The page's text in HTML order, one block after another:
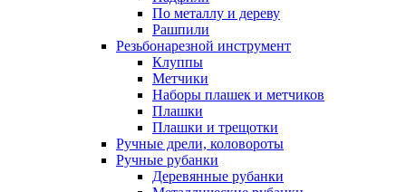
По металлу и дереву
Рашпили
Резьбонарезной инструмент
Клуппы
Метчики
Наборы плашек и метчиков
Плашки
Плашки и трещотки
Ручные дрели, коловороты
Ручные рубанки
Деревянные рубанки